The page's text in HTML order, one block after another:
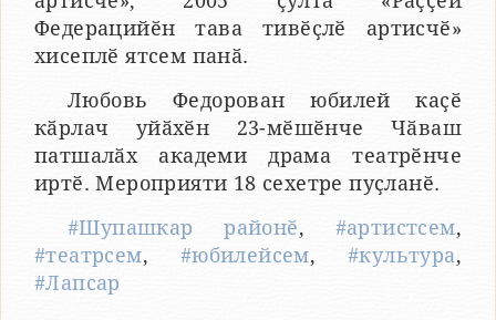
Федерацийӗн тава тивӗҫлӗ артисчӗ»
хисеплӗ ятсем панӑ.
Любовь Федорован юбилей каҫӗ
кӑрлач уйӑхӗн 23-мӗшӗнче Чӑваш
патшалӑх академи драма театрӗнче
иртӗ. Мероприяти 18 сехетре пуҫланӗ.
#Шупашкар районӗ, #артистсем,
#театрсем, #юбилейсем, #культура,
#Лапсар